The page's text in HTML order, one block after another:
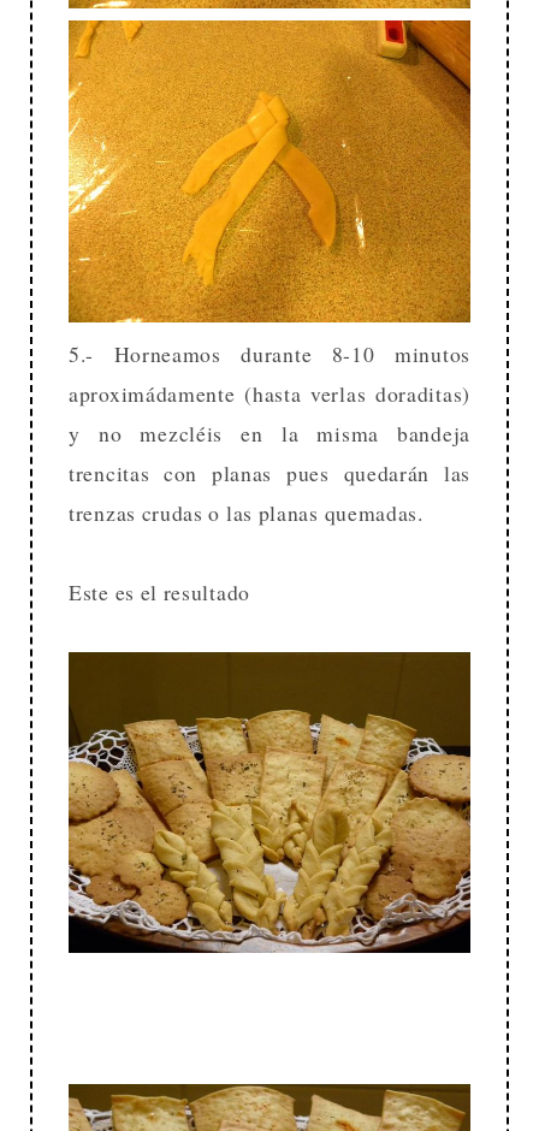
5.- Horneamos durante 8-10 minutos
aproximádamente (hasta verlas doraditas)
y no mezcléis en la misma bandeja
trencitas con planas pues quedarán las
trenzas crudas o las planas quemadas.
Este es el resultado